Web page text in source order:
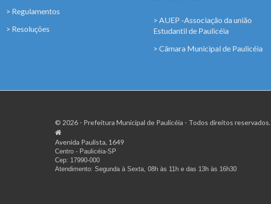
> Regulamentos
> Resoluções
> AUEP -Associação da união
Estudantil de Paulicéia
> Câmara Municipal de Paulicéia
© 2026 - Prefeitura Municipal de Paulicéia - Todos direitos reservados.
Avenida Paulista, 1649
Centro - Paulicéia-SP
Cep: 17990-000
Atendimento: Segunda à Sexta, 08h às 11h e das 13h às 16h30